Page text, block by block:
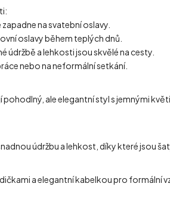
na svatební oslavy.
oslavy během teplých dnů.
údržbě a lehkosti jsou skvělé na cesty.
nebo na neformální setkání.
ale elegantní styl s jemnými
údržbu a lehkost, díky které jsou
a elegantní kabelkou pro formální